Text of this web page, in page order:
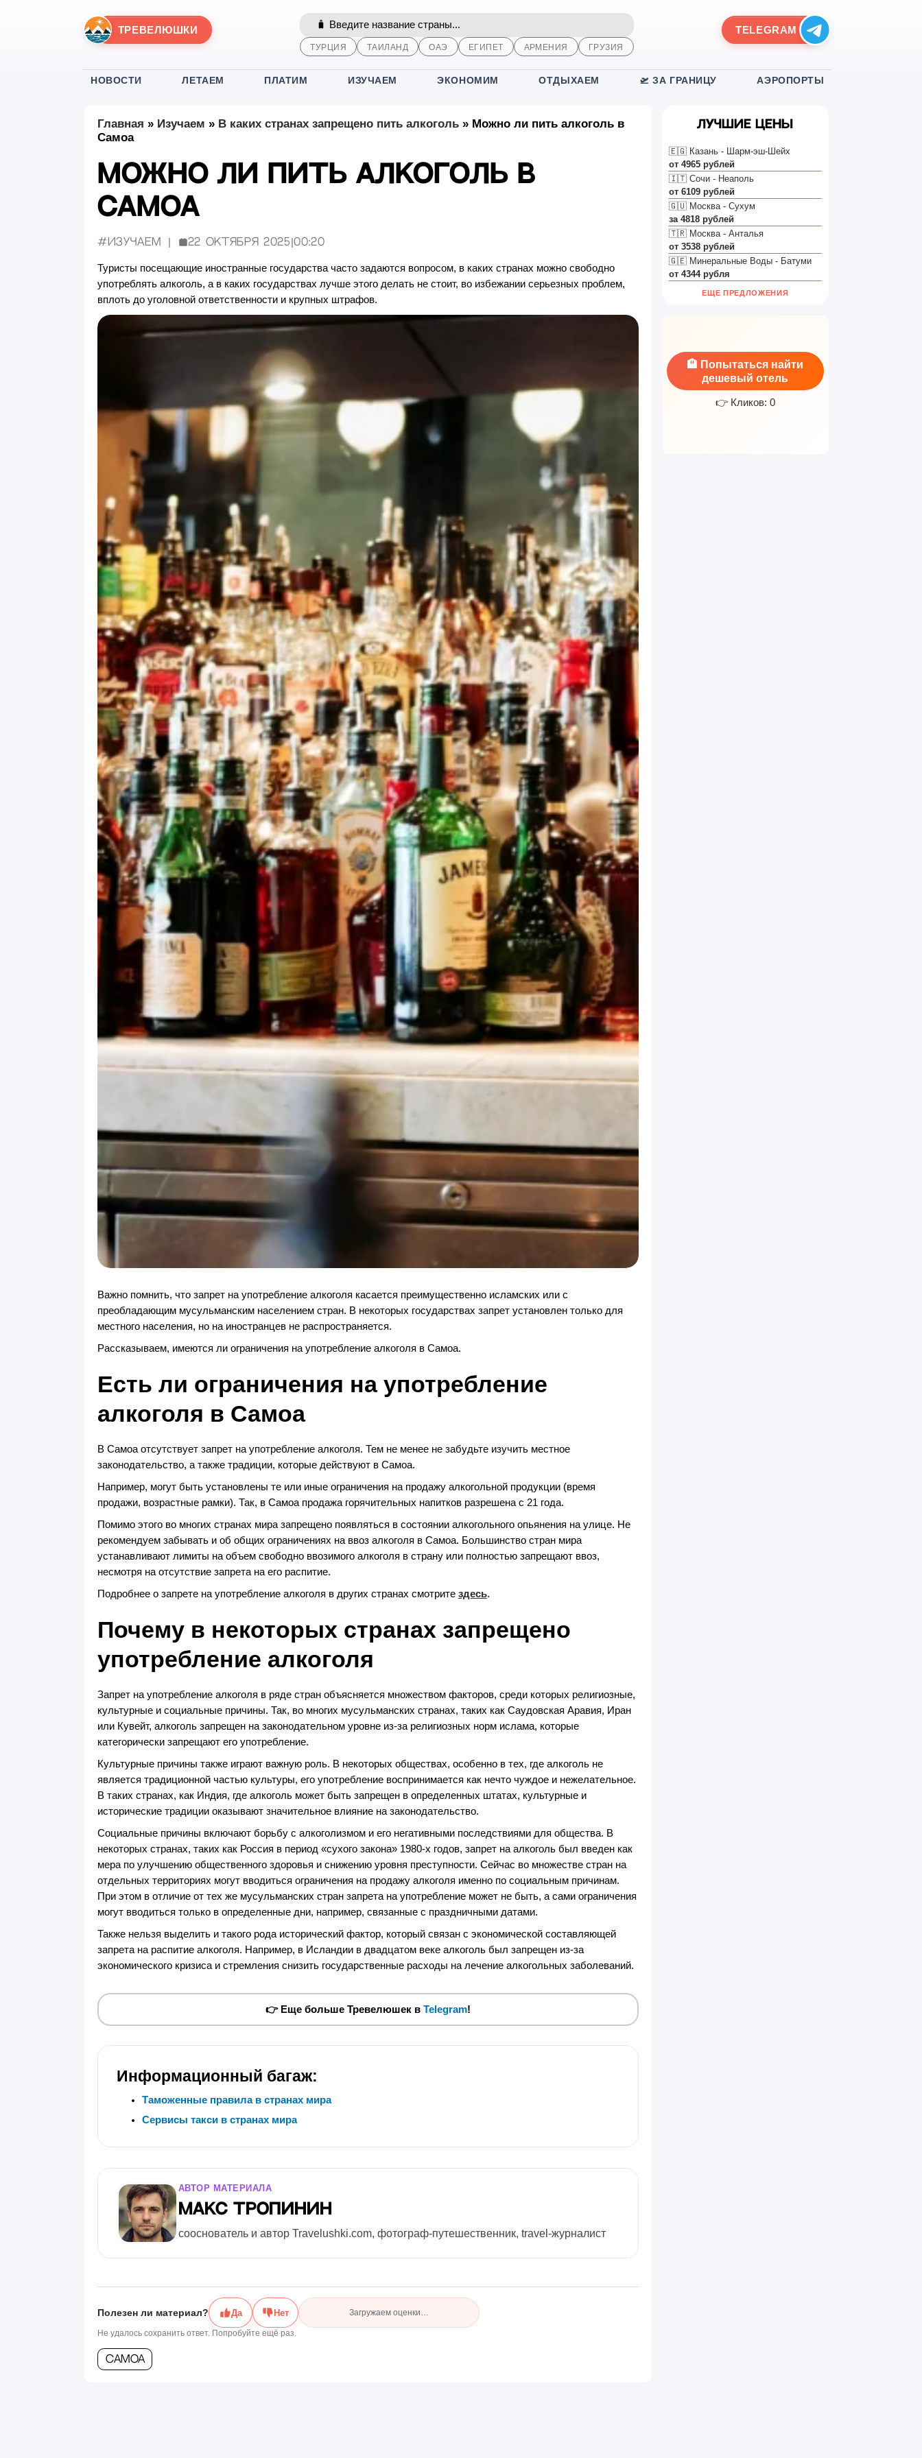
ТРЕВЕЛЮШКИ
ТУРЦИЯ ТАИЛАНД ОАЭ ЕГИПЕТ АРМЕНИЯ ГРУЗИЯ
TELEGRAM
НОВОСТИ ЛЕТАЕМ ПЛАТИМ ИЗУЧАЕМ ЭКОНОМИМ ОТДЫХАЕМ 🛫 ЗА ГРАНИЦУ АЭРОПОРТЫ
Главная » Изучаем » В каких странах запрещено пить алкоголь» Можно ли пить алкоголь в
Самоа
Можно ли пить алкоголь в
Самоа
#Изучаем Опубликовано:
22 октября 2025 |00:20
Туристы посещающие иностранные государства часто задаются вопросом, в каких странах можно свободно
употреблять алкоголь, а в каких государствах лучше этого делать не стоит, во избежании серьезных проблем,
вплоть до уголовной ответственности и крупных штрафов.
Важно помнить, что запрет на употребление алкоголя касается преимущественно исламских или с
преобладающим мусульманским населением стран. В некоторых государствах запрет установлен только для
местного населения, но на иностранцев не распространяется.
Рассказываем, имеются ли ограничения на употребление алкоголя в Самоа.
Есть ли ограничения на употребление
алкоголя в Самоа
В Самоа отсутствует запрет на употребление алкоголя. Тем не менее не забудьте изучить местное
законодательство, а также традиции, которые действуют в Самоа.
Например, могут быть установлены те или иные ограничения на продажу алкогольной продукции (время
продажи, возрастные рамки). Так, в Самоа продажа горячительных напитков разрешена с 21 года.
Помимо этого во многих странах мира запрещено появляться в состоянии алкогольного опьянения на улице. Не
рекомендуем забывать и об общих ограничениях на ввоз алкоголя в Самоа. Большинство стран мира
устанавливают лимиты на объем свободно ввозимого алкоголя в страну или полностью запрещают ввоз,
несмотря на отсутствие запрета на его распитие.
Подробнее о запрете на употребление алкоголя в других странах смотрите здесь.
Почему в некоторых странах запрещено
употребление алкоголя
Запрет на употребление алкоголя в ряде стран объясняется множеством факторов, среди которых религиозные,
культурные и социальные причины. Так, во многих мусульманских странах, таких как Саудовская Аравия, Иран
или Кувейт, алкоголь запрещен на законодательном уровне из-за религиозных норм ислама, которые
категорически запрещают его употребление.
Культурные причины также играют важную роль. В некоторых обществах, особенно в тех, где алкоголь не
является традиционной частью культуры, его употребление воспринимается как нечто чуждое и нежелательное.
В таких странах, как Индия, где алкоголь может быть запрещен в определенных штатах, культурные и
исторические традиции оказывают значительное влияние на законодательство.
Социальные причины включают борьбу с алкоголизмом и его негативными последствиями для общества. В
некоторых странах, таких как Россия в период «сухого закона» 1980-х годов, запрет на алкоголь был введен как
мера по улучшению общественного здоровья и снижению уровня преступности. Сейчас во множестве стран на
отдельных территориях могут вводиться ограничения на продажу алкоголя именно по социальным причинам.
При этом в отличие от тех же мусульманских стран запрета на употребление может не быть, а сами ограничения
могут вводиться только в определенные дни, например, связанные с праздничными датами.
Также нельзя выделить и такого рода исторический фактор, который связан с экономической составляющей
запрета на распитие алкоголя. Например, в Исландии в двадцатом веке алкоголь был запрещен из-за
экономического кризиса и стремления снизить государственные расходы на лечение алкогольных заболеваний.
👉 Еще больше Тревелюшек в Telegram!
Информационный багаж:
Таможенные правила в странах мира
Сервисы такси в странах мира
АВТОР МАТЕРИАЛА
Макс Тропинин
сооснователь и автор Travelushki.com, фотограф-путешественник, travel-журналист
Полезен ли материал? Да Нет Загружаем оценки…
Не удалось сохранить ответ. Попробуйте ещё раз.
Самоа
Лучшие цены
🇪🇬 Казань - Шарм-эш-Шейх
от 4965 рублей
🇮🇹 Сочи - Неаполь
от 6109 рублей
🇬🇺 Москва - Сухум
за 4818 рублей
🇹🇷 Москва - Анталья
от 3538 рублей
🇬🇪 Минеральные Воды - Батуми
от 4344 рубля
ЕЩЕ ПРЕДЛОЖЕНИЯ
🏨 Попытаться найти
дешевый отель
👉 Кликов: 0